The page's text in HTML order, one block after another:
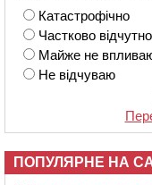
Катастрофічно
Частково відчутно
Майже не
Не відчуваю
ПОПУЛЯРНЕ НА